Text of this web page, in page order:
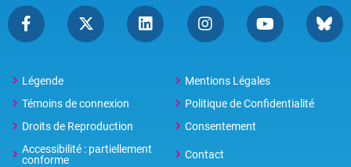
Légende
Mentions Légales
Témoins de connexion
Politique de Confidentialité
Droits de Reproduction
Consentement
Accessibilité : partiellement
conforme
Contact